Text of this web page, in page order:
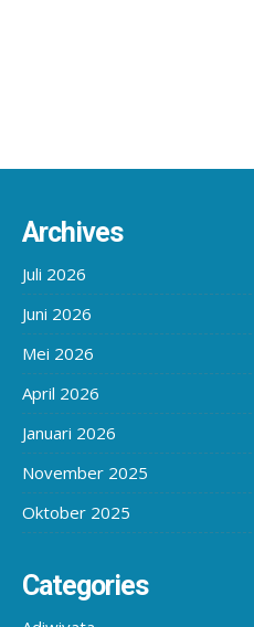
Archives
Juli 2026
Juni 2026
Mei 2026
April 2026
Januari 2026
November 2025
Oktober 2025
Categories